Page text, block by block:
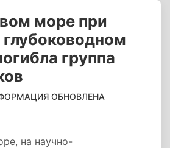
море при
группа
ОБНОВЛЕНА
на научно-